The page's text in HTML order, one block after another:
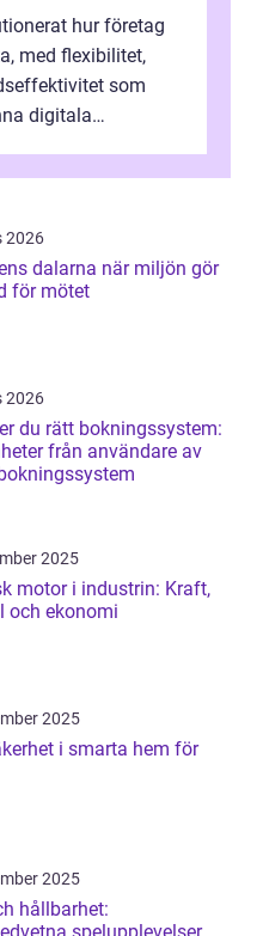
hur företag
med flexibilitet,
som
digitala
2026
när miljön gör
för mötet
2026
du rätt bokningssystem:
från användare av
2025
motor i industrin: Kraft,
och ekonomi
2025
i smarta hem för
2025
hållbarhet:
spelupplevelser